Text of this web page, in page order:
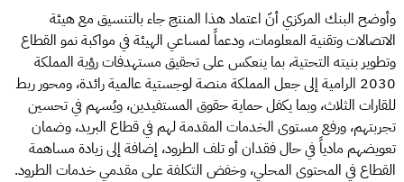
وأوضح البنك المركزي أنّ اعتماد هذا المنتج جاء بالتنسيق مع هيئة
الاتصالات وتقنية المعلومات، ودعماً لمساعي الهيئة في مواكبة نمو القطاع
وتطوير بنيته التحتية، بما ينعكس على تحقيق مستهدفات رؤية المملكة
2030 الرامية إلى جعل المملكة منصة لوجستية عالمية رائدة، ومحور ربط
للقارات الثلاث، وبما يكفل حماية حقوق المستفيدين، ويُسهم في تحسين
تجربتهم، ورفع مستوى الخدمات المقدمة لهم في قطاع البريد، وضمان
تعويضهم مادياً في حال فقدان أو تلف الطرود، إضافة إلى زيادة مساهمة
القطاع في المحتوى المحلي، وخفض التكلفة على مقدمي خدمات الطرود.